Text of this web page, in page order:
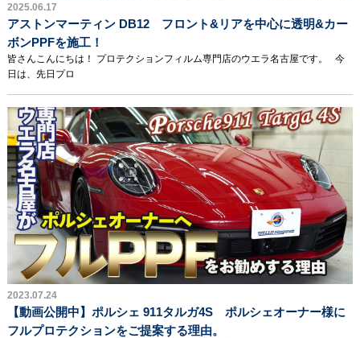
2025.06.17
アストンマーティン DB12 フロント&リアを中心に透明&カー
ボンPPFを施工！
皆さんこんにちは！ プロテクションフィルム専門店のウエラ名古屋です。 今
日は、先日プロ
2023.07.24
【動画公開中】ポルシェ 911タルガ4S ポルシェオーナー様に
フルプロテクションをご提案する理由。